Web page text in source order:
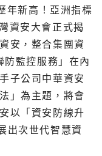
年新高！亞洲指標
資安大會正式揭
安，整合集團資
監控服務」在內
子公司中華資安
」為主題，將會
以「資安防線升
出次世代智慧資